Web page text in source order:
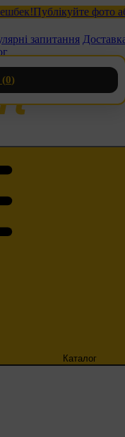
Публікуйте фото або
запитання
Каталог
(0)